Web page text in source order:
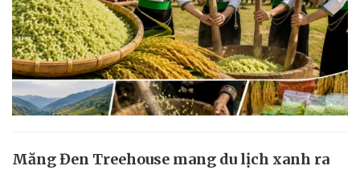
Măng Đen Treehouse mang du lịch xanh ra